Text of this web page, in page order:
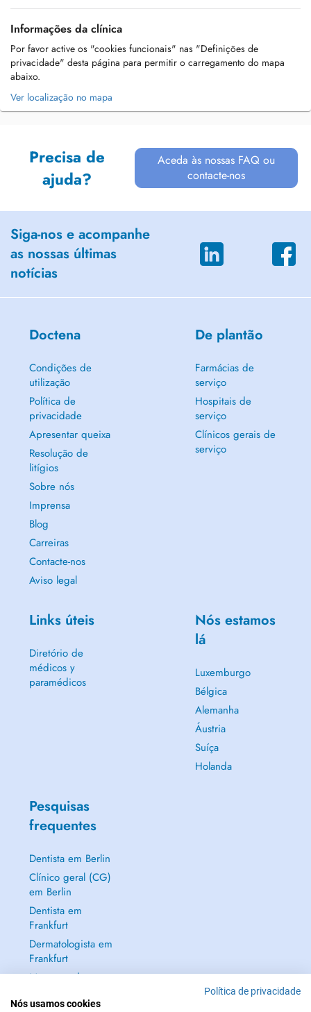
Informações da clínica
Por favor active os "cookies funcionais" nas "Definições de
privacidade" desta página para permitir o carregamento do mapa
abaixo.
Ver localização no mapa
Precisa de
ajuda?
Aceda às nossas FAQ ou
contacte-nos
Siga-nos e acompanhe
as nossas últimas
notícias
Doctena
Condições de
utilização
Política de
privacidade
Apresentar queixa
Resolução de
litígios
Sobre nós
Imprensa
Blog
Carreiras
Contacte-nos
Aviso legal
De plantão
Farmácias de
serviço
Hospitais de
serviço
Clínicos gerais de
serviço
Links úteis
Diretório de
médicos y
paramédicos
Nós estamos
lá
Luxemburgo
Bélgica
Alemanha
Áustria
Suíça
Holanda
Pesquisas
frequentes
Dentista em Berlin
Clínico geral (CG)
em Berlin
Dentista em
Frankfurt
Dermatologista em
Frankfurt
Mostrar tudo →
Política de privacidade
Nós usamos cookies